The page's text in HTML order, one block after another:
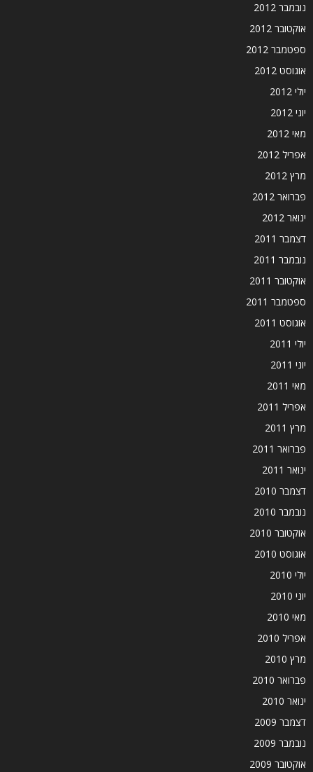
נובמבר 2012
אוקטובר 2012
ספטמבר 2012
אוגוסט 2012
יולי 2012
יוני 2012
מאי 2012
אפריל 2012
מרץ 2012
פברואר 2012
ינואר 2012
דצמבר 2011
נובמבר 2011
אוקטובר 2011
ספטמבר 2011
אוגוסט 2011
יולי 2011
יוני 2011
מאי 2011
אפריל 2011
מרץ 2011
פברואר 2011
ינואר 2011
דצמבר 2010
נובמבר 2010
אוקטובר 2010
אוגוסט 2010
יולי 2010
יוני 2010
מאי 2010
אפריל 2010
מרץ 2010
פברואר 2010
ינואר 2010
דצמבר 2009
נובמבר 2009
אוקטובר 2009